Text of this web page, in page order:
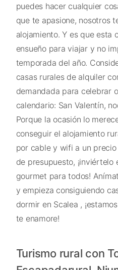
puedes hacer cualquier
que te apasione, nosotros
alojamiento. Y es que esta
ensueño para viajar y no
temporada del año.
casas rurales de alquiler
demandada para celebrar
calendario: San Valentín,
Porque la ocasión lo
conseguir el alojamiento
por cable y wifi a un
de presupuesto, ¡inviértelo
gourmet para todos!
y empieza consiguiendo
dormir en Scalea ,
te enamore!
Turismo rural con